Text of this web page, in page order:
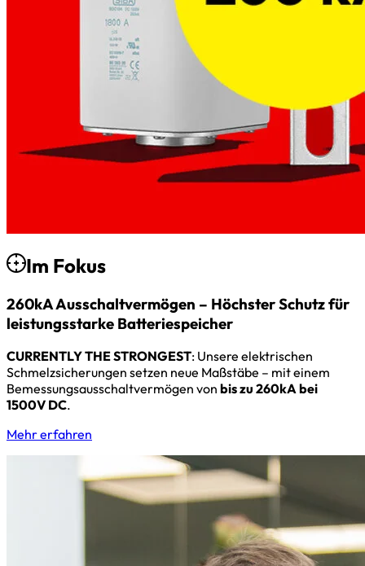
Im Fokus
260kA Ausschaltvermögen – Höchster Schutz für
leistungsstarke Batteriespeicher
CURRENTLY THE STRONGEST: Unsere elektrischen
Schmelzsicherungen setzen neue Maßstäbe – mit einem
Bemessungsausschaltvermögen von bis zu 260kA bei
1500V DC.
Mehr erfahren